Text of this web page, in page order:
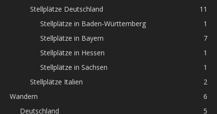
Stellplätze Deutschland
11
Stellplätze in Baden-Württemberg
1
Stellplätze in Bayern
7
Stellplätze in Hessen
1
Stellplätze in Sachsen
1
Stellplätze Italien
2
Wandern
6
Deutschland
5